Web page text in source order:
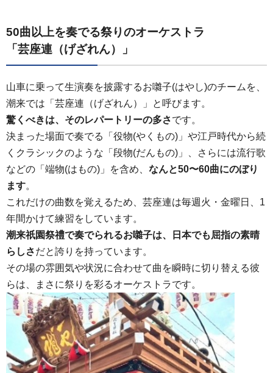
50曲以上を奏でる祭りのオーケストラ
「芸座連（げざれん）」
山車に乗って生演奏を披露するお囃子(はやし)のチームを、
潮来では「芸座連（げざれん）」と呼びます。
驚くべきは、そのレパートリーの多さです。
決まった場面で奏でる「役物(やくもの)」や江戸時代から続
くクラシックのような「段物(だんもの)」、さらには流行歌
などの「端物(はもの)」を含め、 なんと50〜60曲にのぼり
ます。
これだけの曲数を覚えるため、芸座連は毎週火・金曜日、1
年間かけて練習をしています。
潮来祇園祭禮で奏でられるお囃子は、日本でも屈指の素晴
らしさだと誇りを持っています。
その場の雰囲気や状況に合わせて曲を瞬時に切り替える彼
らは、まさに祭りを彩るオーケストラです。